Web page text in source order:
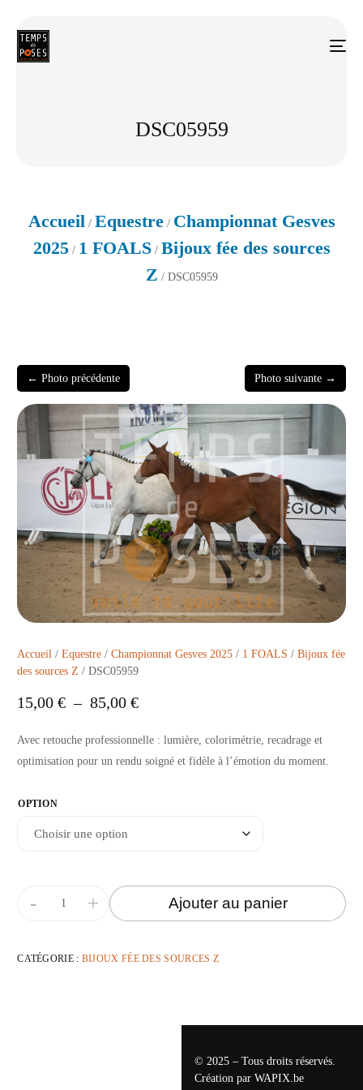
DSC05959
Accueil / Equestre/ Championnat Gesves
2025/ 1 FOALS/ Bijoux fée des sources
Z / DSC05959
← Photo précédente Photo suivante →
Accueil /Equestre /Championnat Gesves 2025 / 1 FOALS /Bijoux fée
des sources Z / DSC05959
15,00€ – 85,00€
Avec retouche professionnelle : lumière, colorimétrie, recadrage et
optimisation pour un rendu soigné et fidèle à l’émotion du moment.
OPTION
+
- Ajouter au panier
CATÉGORIE : BIJOUX FÉE DES SOURCES Z
© 2025 – Tous droits réservés.
Création par WAPIX.be